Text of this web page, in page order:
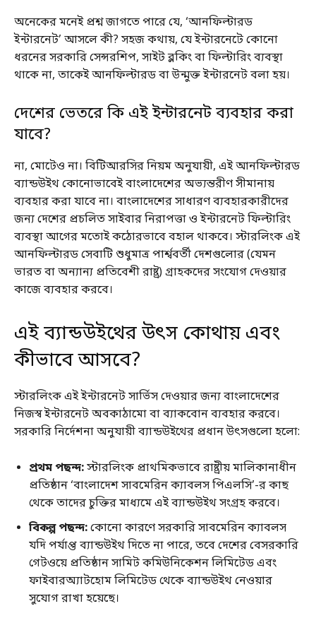
অনেকের মনেই প্রশ্ন জাগতে পারে যে, ‘আনফিল্টারড
ইন্টারনেট’ আসলে কী? সহজ কথায়, যে ইন্টারনেটে কোনো
ধরনের সরকারি সেন্সরশিপ, সাইট ব্লকিং বা ফিল্টারিং ব্যবস্থা
থাকে না, তাকেই আনফিল্টারড বা উন্মুক্ত ইন্টারনেট বলা হয়।
দেশের ভেতরে কি এই ইন্টারনেট ব্যবহার করা
যাবে?
না, মোটেও না। বিটিআরসির নিয়ম অনুযায়ী, এই আনফিল্টারড
ব্যান্ডউইথ কোনোভাবেই বাংলাদেশের অভ্যন্তরীণ সীমানায়
ব্যবহার করা যাবে না। বাংলাদেশের সাধারণ ব্যবহারকারীদের
জন্য দেশের প্রচলিত সাইবার নিরাপত্তা ও ইন্টারনেট ফিল্টারিং
ব্যবস্থা আগের মতোই কঠোরভাবে বহাল থাকবে। স্টারলিংক এই
আনফিল্টারড সেবাটি শুধুমাত্র পার্শ্ববর্তী দেশগুলোর (যেমন
ভারত বা অন্যান্য প্রতিবেশী রাষ্ট্র) গ্রাহকদের সংযোগ দেওয়ার
কাজে ব্যবহার করবে।
এই ব্যান্ডউইথের উৎস কোথায় এবং
কীভাবে আসবে?
স্টারলিংক এই ইন্টারনেট সার্ভিস দেওয়ার জন্য বাংলাদেশের
নিজস্ব ইন্টারনেট অবকাঠামো বা ব্যাকবোন ব্যবহার করবে।
সরকারি নির্দেশনা অনুযায়ী ব্যান্ডউইথের প্রধান উৎসগুলো হলো:
প্রথম পছন্দ:স্টারলিংক প্রাথমিকভাবে রাষ্ট্রীয় মালিকানাধীন
প্রতিষ্ঠান ‘বাংলাদেশ সাবমেরিন ক্যাবলস পিএলসি’-র কাছ
থেকে তাদের চুক্তির মাধ্যমে এই ব্যান্ডউইথ সংগ্রহ করবে।
বিকল্প পছন্দ:কোনো কারণে সরকারি সাবমেরিন ক্যাবলস
যদি পর্যাপ্ত ব্যান্ডউইথ দিতে না পারে, তবে দেশের বেসরকারি
গেটওয়ে প্রতিষ্ঠান সামিট কমিউনিকেশন লিমিটেড এবং
ফাইবারঅ্যাটহোম লিমিটেড থেকে ব্যান্ডউইথ নেওয়ার
সুযোগ রাখা হয়েছে।